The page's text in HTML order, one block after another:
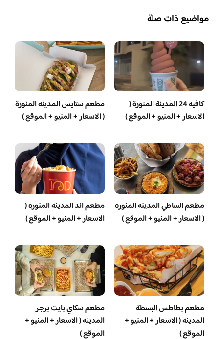
مواضيع ذات صلة
كافيه 24 المدينة المنورة (
الاسعار + المنيو + الموقع )
مطعم ستايس المدينه المنورة
( الاسعار + المنيو + الموقع )
مطعم الساطي المدينة المنورة
( الاسعار + المنيو + الموقع )
مطعم اند المدينه المنورة (
الاسعار + المنيو + الموقع )
مطعم بطاطس البسطة
المدينه ( الاسعار + المنيو +
الموقع )
مطعم سكاي بايت برجر
المدينه ( الاسعار + المنيو +
الموقع )